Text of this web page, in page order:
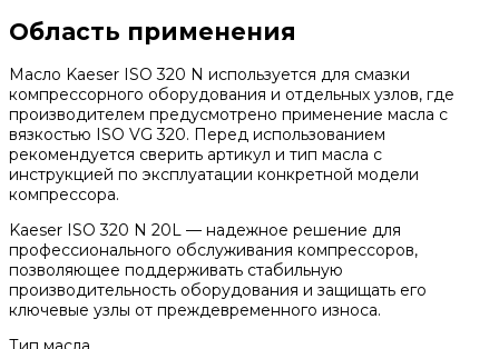
Область применения
Масло Kaeser ISO 320 N используется для смазки
компрессорного оборудования и отдельных узлов, где
производителем предусмотрено применение масла с
вязкостью ISO VG 320. Перед использованием
рекомендуется сверить артикул и тип масла с
инструкцией по эксплуатации конкретной модели
компрессора.
Kaeser ISO 320 N 20L — надежное решение для
профессионального обслуживания компрессоров,
позволяющее поддерживать стабильную
производительность оборудования и защищать его
ключевые узлы от преждевременного износа.